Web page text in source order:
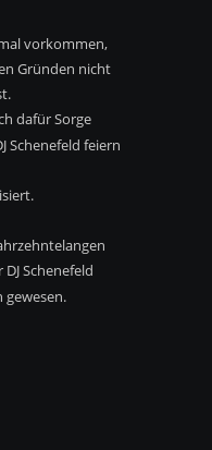
vorkommen,
Gründen nicht
dafür Sorge
Schenefeld feiern
Schenefeld
gewesen.